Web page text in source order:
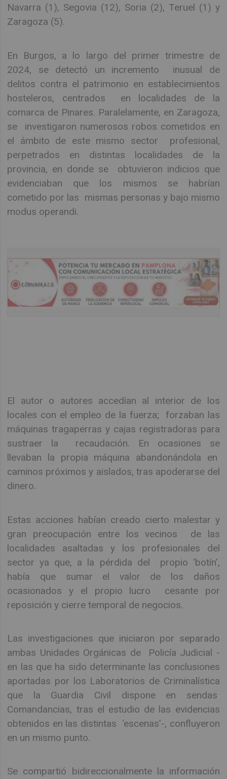
Navarra (1), Segovia (12), Soria (2), Teruel (1) y
Zaragoza (5).
En Burgos, a lo largo del primer trimestre de
2024, se detectó un incremento inusual de
delitos contra el patrimonio en establecimientos
hosteleros, centrados en localidades de la
comarca de Pinares. Paralelamente, en Zaragoza,
se investigaron numerosos robos cometidos en
el ámbito de este mismo sector profesional,
perpetrados en distintas localidades de la
provincia, en donde se obtuvieron indicios que
evidenciaban que los mismos se habrían
cometido por las mismas personas y bajo mismo
modus operandi.
El autor o autores accedían al interior de los
locales con el empleo de la fuerza; forzaban las
máquinas tragaperras y cajas registradoras para
sustraer la recaudación. En ocasiones se
llevaban la propia máquina abandonándola en
caminos próximos y aislados, tras apoderarse del
dinero.
Estas acciones habían creado cierto malestar y
gran preocupación entre los vecinos de las
localidades asaltadas y los profesionales del
sector ya que, a la pérdida del propio ‘botín’,
había que sumar el valor de los daños
ocasionados y el propio lucro cesante por
reposición y cierre temporal de negocios.
Las investigaciones que iniciaron por separado
ambas Unidades Orgánicas de Policía Judicial -
en las que ha sido determinante las conclusiones
aportadas por los Laboratorios de Criminalística
que la Guardia Civil dispone en sendas
Comandancias, tras el estudio de las evidencias
obtenidos en las distintas ‘escenas’-, confluyeron
en un mismo punto.
Se compartió bidireccionalmente la información